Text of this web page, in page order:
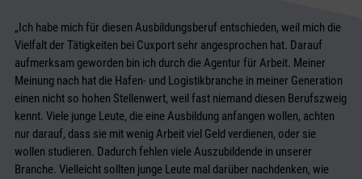
„Ich habe mich für diesen Ausbildungsberuf entschieden, weil mich die
Vielfalt der Tätigkeiten bei Cuxport sehr angesprochen hat. Darauf
aufmerksam geworden bin ich durch die Agentur für Arbeit. Meiner
Meinung nach hat die Hafen- und Logistikbranche in meiner Generation
einen nicht so hohen Stellenwert, weil fast niemand diesen Berufszweig
kennt. Viele junge Leute, die eine Ausbildung anfangen wollen, achten
nur darauf, dass sie mit wenig Arbeit viel Geld verdienen, oder sie
wollen studieren. Dadurch fehlen viele Auszubildende in unserer
Branche. Vielleicht sollten junge Leute mal darüber nachdenken, wie